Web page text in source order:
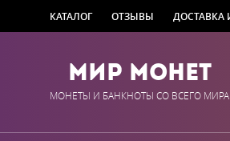
КАТАЛОГ ОТЗЫВЫ ДОСТАВКА
Мир Монет
МОНЕТЫ И БАНКНОТЫ СО ВСЕГО МИРА